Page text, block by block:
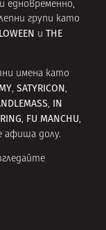
едновременно,
групи като
и THE
имена като
, SATYRICON,
, IN
, FU MANCHU,
афиша долу.